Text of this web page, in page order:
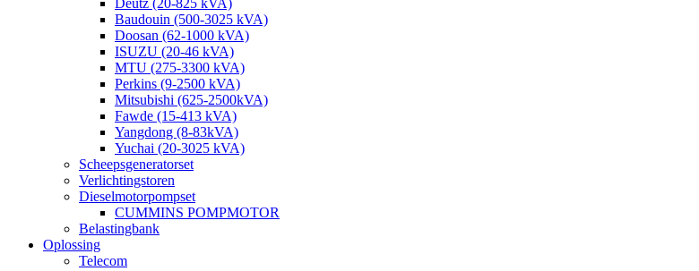
Deutz (20-825 kVA)
Baudouin (500-3025 kVA)
Doosan (62-1000 kVA)
ISUZU (20-46 kVA)
MTU (275-3300 kVA)
Perkins (9-2500 kVA)
Mitsubishi (625-2500kVA)
Fawde (15-413 kVA)
Yangdong (8-83kVA)
Yuchai (20-3025 kVA)
Scheepsgeneratorset
Verlichtingstoren
Dieselmotorpompset
CUMMINS POMPMOTOR
Belastingbank
Oplossing
Telecom